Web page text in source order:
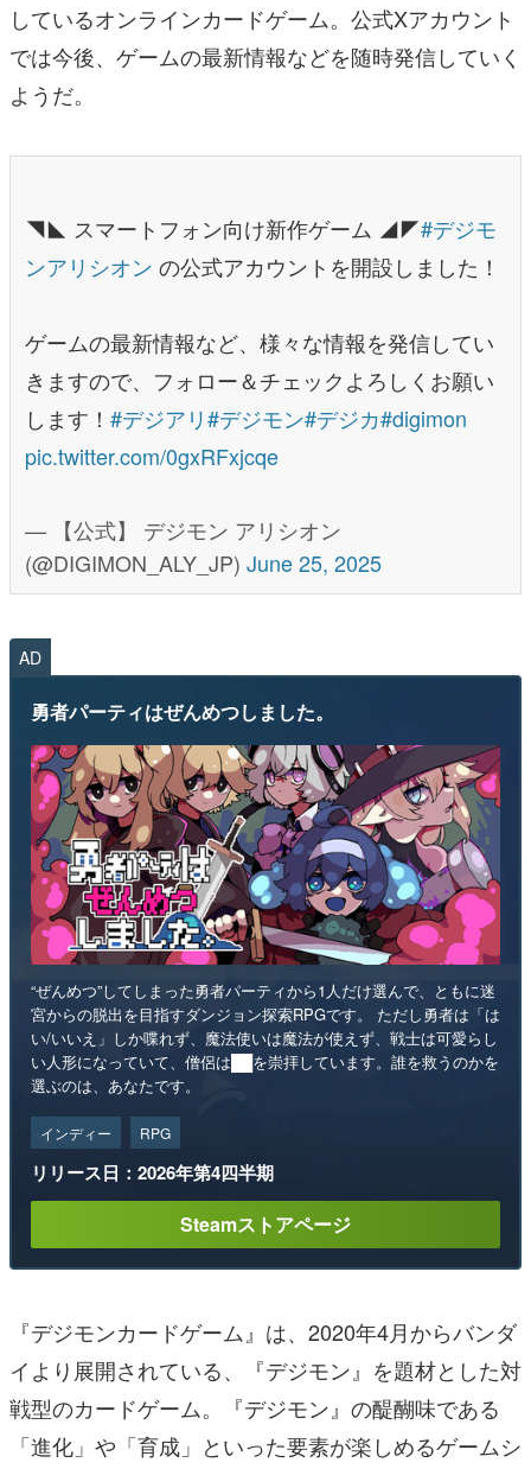
その他
運営：株式会社マレ
しているオンラインカードゲーム。公式Xアカウント
では今後、ゲームの最新情報などを随時発信していく
ようだ。
◥◣ スマートフォン向け新作ゲーム ◢◤#デジモ
ンアリシオン の公式アカウントを開設しました！
ゲームの最新情報など、様々な情報を発信してい
きますので、フォロー＆チェックよろしくお願い
します！ #デジアリ#デジモン#デジカ#digimon
pic.twitter.com/0gxRFxjcqe
— 【公式】 デジモン アリシオン
(@DIGIMON_ALY_JP) June 25, 2025
AD
勇者パーティはぜんめつしました。
“ぜんめつ”してしまった勇者パーティから1人だけ選んで、ともに迷
宮からの脱出を目指すダンジョン探索RPGです。 ただし勇者は「は
い/いいえ」しか喋れず、魔法使いは魔法が使えず、戦士は可愛らし
い人形になっていて、僧侶は██を崇拝しています。誰を救うのかを
選ぶのは、あなたです。
インディー RPG
リリース日：2026年第4四半期
Steamストアページ
『デジモンカードゲーム』は、2020年4月からバンダ
イより展開されている、『デジモン』を題材とした対
戦型のカードゲーム。『デジモン』の醍醐味である
「進化」や「育成」といった要素が楽しめるゲームシ